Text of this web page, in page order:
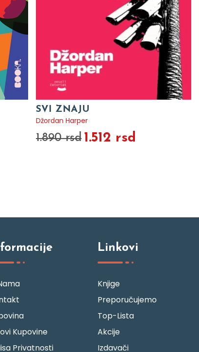
SVI ZNAJU
Džordan Harper
1.890 rsd 1.512 rsd
Kupovine
Privatnosti
Linkovi
Knjige
Preporučujemo
Top-Lista
Akcije
Izdavači